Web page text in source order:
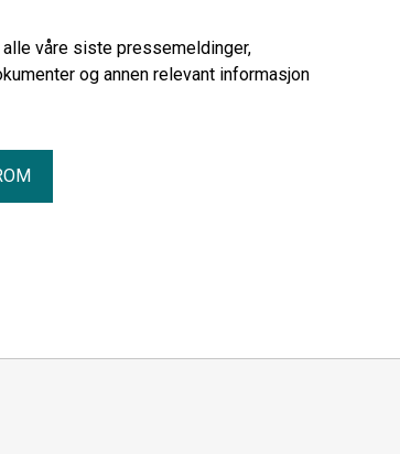
våre siste pressemeldinger,
og annen relevant informasjon